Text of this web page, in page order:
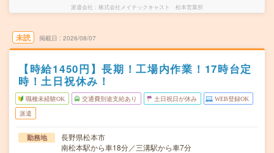
派遣会社 株式会社メイテックキャスト 松本営業所
未読 掲載日 2026/08/07
【時給1450円】長期！工場内作業！17時台定
時！土日祝休み！
職種未経験OK 交通費別途支給あり 土日祝日が休み WEB登録OK
派遣
勤務地
長野県松本市
南松本駅から車18分／三溝駅から車7分